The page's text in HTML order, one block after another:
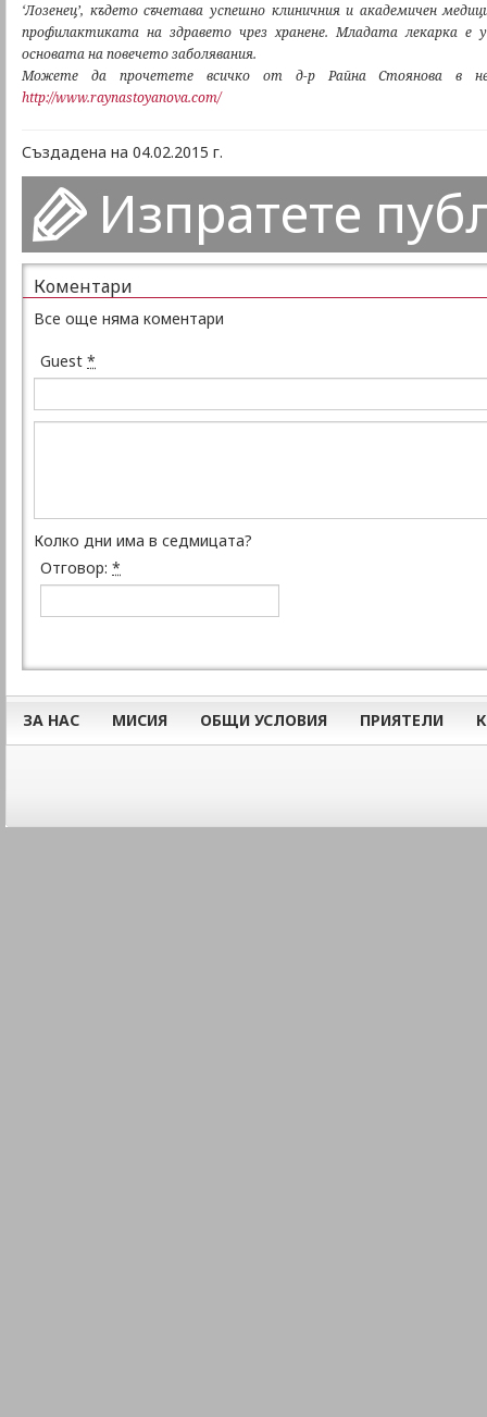
‘Лозенец’, където съчетава успешно клиничния и академичен
профилактиката на здравето чрез хранене. Младата лекарка е
основата на повечето заболявания.
Можете да прочетете всичко от д-р Райна Стоянова в
http://www.raynastoyanova.com/
Създадена на 04.02.2015 г.
Изпратете
Коментари
Все още няма коментари
Guest *
Колко дни има в седмицата?
Отговор: *
ЗА НАС МИСИЯ ОБЩИ УСЛОВИЯ ПРИЯТЕЛИ